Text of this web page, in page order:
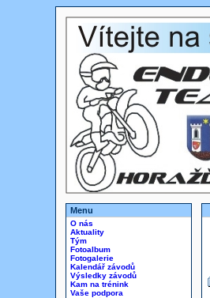
Menu
O nás
Aktuality
Tým
Fotoalbum
Fotogalerie
Kalendář závodů
Výsledky závodů
Kam na trénink
Vaše podpora